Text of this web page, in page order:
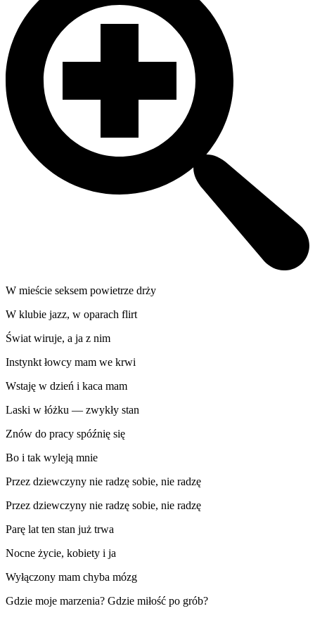
W mieście seksem powietrze drży
W klubie jazz, w oparach flirt
Świat wiruje, a ja z nim
Instynkt łowcy mam we krwi
Wstaję w dzień i kaca mam
Laski w łóżku — zwykły stan
Znów do pracy spóźnię się
Bo i tak wyleją mnie
Przez dziewczyny nie radzę sobie, nie radzę
Przez dziewczyny nie radzę sobie, nie radzę
Parę lat ten stan już trwa
Nocne życie, kobiety i ja
Wyłączony mam chyba mózg
Gdzie moje marzenia? Gdzie miłość po grób?